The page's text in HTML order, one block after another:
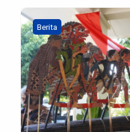
Berita